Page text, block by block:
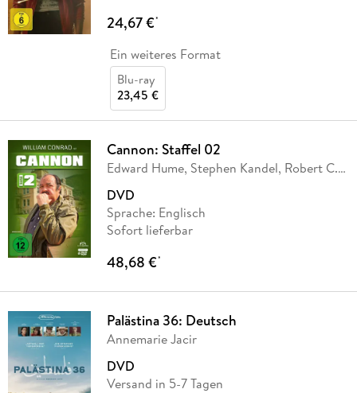
24,67 €*
Ein weiteres Format
Blu-ray
23,45 €
Cannon: Staffel 02
Edward Hume, Stephen Kandel, Robert C.
DVD
Sprache: Englisch
Sofort lieferbar
48,68 €*
Palästina 36: Deutsch
Annemarie Jacir
DVD
Versand in 5-7 Tagen